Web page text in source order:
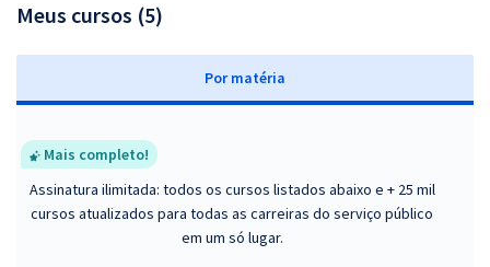
Meus cursos (5)
Por matéria
Mais completo!
Assinatura ilimitada: todos os cursos listados abaixo e + 25 mil
cursos atualizados para todas as carreiras do serviço público
em um só lugar.